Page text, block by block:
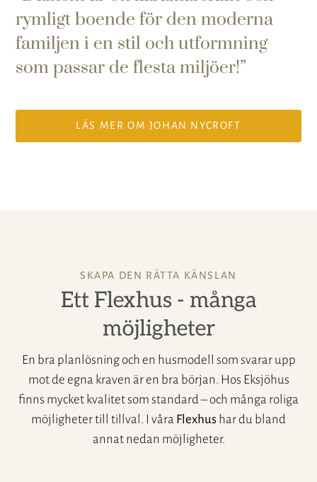
rymligt boende för den moderna
familjen i en stil och utformning
som passar de flesta miljöer!
LÄS MER OM JOHAN NYCROFT
SKAPA DEN RÄTTA KÄNSLAN
Ett Flexhus - många
möjligheter
En bra planlösning och en husmodell som svarar upp
mot de egna kraven är en bra början. Hos Eksjöhus
finns mycket kvalitet som standard – och många roliga
möjligheter till tillval. I våra Flexhus har du bland
annat nedan möjligheter.